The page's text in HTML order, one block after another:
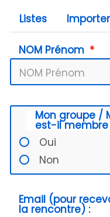
Listes
Importer
NOM Prénom
Mon groupe /
est-il
Oui
Non
Email (pour
la rencontre) :